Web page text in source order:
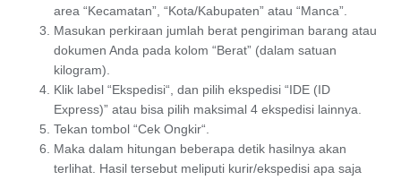
area “Kecamatan”, “Kota/Kabupaten” atau “Manca”.
Masukan perkiraan jumlah berat pengiriman barang atau
dokumen Anda pada kolom “Berat” (dalam satuan
kilogram).
Klik label “Ekspedisi“, dan pilih ekspedisi “IDE (ID
Express)” atau bisa pilih maksimal 4 ekspedisi lainnya.
Tekan tombol “Cek Ongkir“.
Maka dalam hitungan beberapa detik hasilnya akan
terlihat. Hasil tersebut meliputi kurir/ekspedisi apa saja